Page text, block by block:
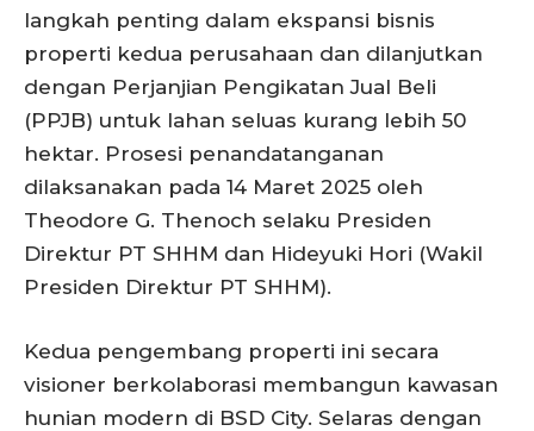
langkah penting dalam ekspansi bisnis
properti kedua perusahaan dan dilanjutkan
dengan Perjanjian Pengikatan Jual Beli
(PPJB) untuk lahan seluas kurang lebih 50
hektar. Prosesi penandatanganan
dilaksanakan pada 14 Maret 2025 oleh
Theodore G. Thenoch selaku Presiden
Direktur PT SHHM dan Hideyuki Hori (Wakil
Presiden Direktur PT SHHM).
Kedua pengembang properti ini secara
visioner berkolaborasi membangun kawasan
hunian modern di BSD City. Selaras dengan